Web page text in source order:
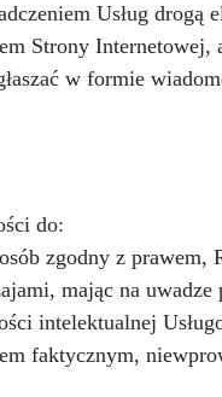
Usług drogą
Strony Internetowej,
w formie
do:
zgodny z prawem,
mając na uwadze
intelektualnej
faktycznym,